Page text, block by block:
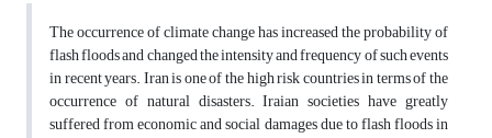
The occurrence of climate change has increased the probability of
flash floods and changed the intensity and frequency of such events
in recent years. Iran is one of the high risk countries in terms of the
occurrence of natural disasters. Iraian societies have greatly
suffered from economic and social damages due to flash floods in